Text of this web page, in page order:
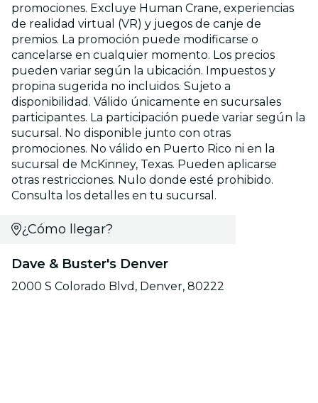
promociones. Excluye Human Crane, experiencias
de realidad virtual (VR) y juegos de canje de
premios. La promoción puede modificarse o
cancelarse en cualquier momento. Los precios
pueden variar según la ubicación. Impuestos y
propina sugerida no incluidos. Sujeto a
disponibilidad. Válido únicamente en sucursales
participantes. La participación puede variar según la
sucursal. No disponible junto con otras
promociones. No válido en Puerto Rico ni en la
sucursal de McKinney, Texas. Pueden aplicarse
otras restricciones. Nulo donde esté prohibido.
Consulta los detalles en tu sucursal.
¿Cómo llegar?
Dave & Buster's Denver
2000 S Colorado Blvd, Denver, 80222